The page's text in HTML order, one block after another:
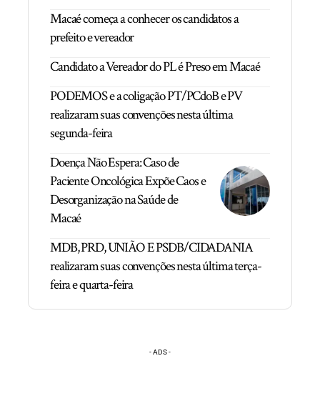
Macaé começa a conhecer os candidatos a
prefeito e vereador
Candidato a Vereador do PL é Preso em Macaé
PODEMOS e a coligação PT/PCdoB e PV
realizaram suas convenções nesta última
segunda-feira
Doença Não Espera: Caso de
Paciente Oncológica Expõe Caos e
Desorganização na Saúde de
Macaé
MDB, PRD, UNIÃO E PSDB/CIDADANIA
realizaram suas convenções nesta última terça-
feira e quarta-feira
- ADS -